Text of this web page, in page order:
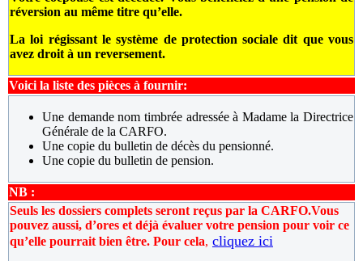
réversion au même titre qu’elle.
La loi régissant le système de protection sociale dit que vous
avez droit à un reversement.
Voici la liste des pièces à fournir:
Une demande nom timbrée adressée à Madame la Directrice
Générale de la CARFO.
Une copie du bulletin de décès du pensionné.
Une copie du bulletin de pension.
NB :
Seuls les dossiers complets seront reçus par la CARFO.Vous
pouvez aussi, d’ores et déjà évaluer votre pension pour voir ce
qu’elle pourrait bien être. Pour cela, cliquez ici